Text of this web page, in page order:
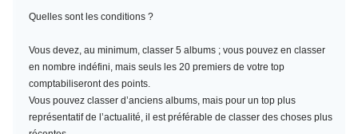
Quelles sont les conditions ?
Vous devez, au minimum, classer 5 albums ; vous pouvez en classer
en nombre indéfini, mais seuls les 20 premiers de votre top
comptabiliseront des points.
Vous pouvez classer d’anciens albums, mais pour un top plus
représentatif de l’actualité, il est préférable de classer des choses plus